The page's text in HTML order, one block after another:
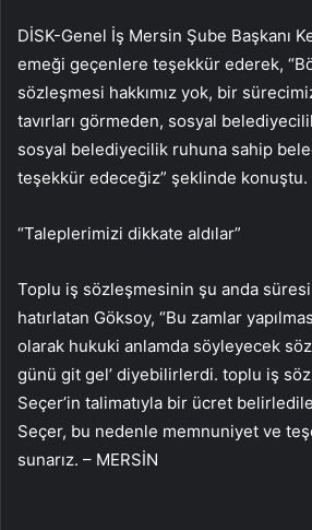
DİSK-Genel İş Mersin Şube Başkanı
emeği geçenlere teşekkür ederek,
sözleşmesi hakkımız yok, bir
tavırları görmeden, sosyal
sosyal belediyecilik ruhuna sahip
teşekkür edeceğiz” şeklinde konuştu.
“Taleplerimizi dikkate aldılar”
Toplu iş sözleşmesinin şu anda
hatırlatan Göksoy, “Bu zamlar
olarak hukuki anlamda söyleyecek
günü git gel’ diyebilirlerdi. toplu iş
Seçer’in talimatıyla bir ücret
Seçer, bu nedenle memnuniyet ve
sunarız. – MERSİN